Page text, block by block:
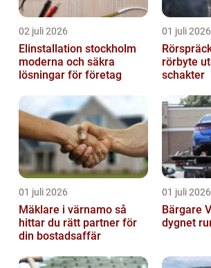
02 juli 2026
Elinstallation stockholm
moderna och säkra
lösningar för företag
01 juli 2026
Rörspräckning
rörbyte
schakter
01 juli 2026
Mäklare i värnamo så
hittar du rätt partner för
din bostadsaffär
01 juli 2026
Bärgare
dygnet